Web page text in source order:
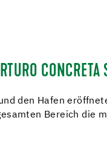
den Hafen
Bereich die